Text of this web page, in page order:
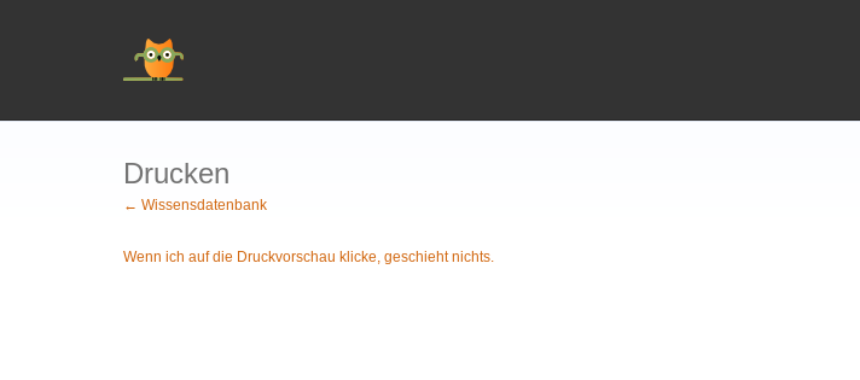
Drucken
← Wissensdatenbank
Wenn ich auf die Druckvorschau klicke, geschieht nichts.